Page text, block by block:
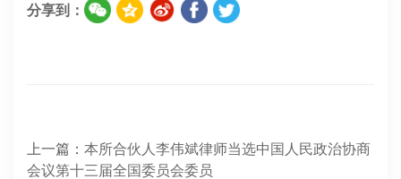
分享到：
上一篇： 本所合伙人李伟斌律师当选中国人民政治协商
会议第十三届全国委员会委员